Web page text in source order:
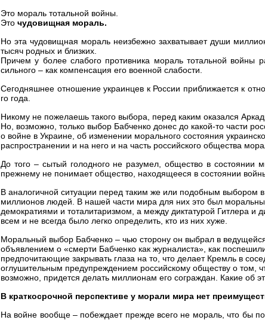
Это мораль тотальной войны.
Это чудовищная мораль.
Но эта чудовищная мораль неизбежно захватывает души
тысяч родных и близких.
Причем у более слабого противника мораль тотальной войны
сильного – как компенсация его военной слабости.
Сегодняшнее отношение украинцев к России приближается к
го года.
Никому не пожелаешь такого выбора, перед каким оказался
Но, возможно, только выбор Бабченко донес до какой-то части
о войне в Украине, об изменении морального состояния
распространении и на него и на часть российского общества
До того – сытый голодного не разумел, общество в
прежнему не понимает общество, находящееся в состоянии
В аналогичной ситуации перед таким же или подобным выбором в
миллионов людей. В нашей части мира для них это был
демократиями и тоталитаризмом, а между диктатурой Гитлера и
всем и не всегда было легко определить, кто из них хуже.
Моральный выбор Бабченко – чью сторону он выбрал в
объявлением о «смерти Бабченко как журналиста», как
предпочитающие закрывать глаза на то, что делает Кремль в
оглушительным предупреждением российскому обществу о том,
возможно, придется делать миллионам его сограждан. Какие об
В краткосрочной перспективе у морали мира нет
На войне вообще – побеждает прежде всего не мораль, что бы